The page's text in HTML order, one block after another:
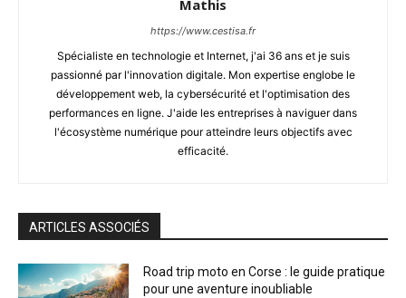
Mathis
https://www.cestisa.fr
Spécialiste en technologie et Internet, j'ai 36 ans et je suis
passionné par l'innovation digitale. Mon expertise englobe le
développement web, la cybersécurité et l'optimisation des
performances en ligne. J'aide les entreprises à naviguer dans
l'écosystème numérique pour atteindre leurs objectifs avec
efficacité.
ARTICLES ASSOCIÉS
Road trip moto en Corse : le guide pratique
pour une aventure inoubliable